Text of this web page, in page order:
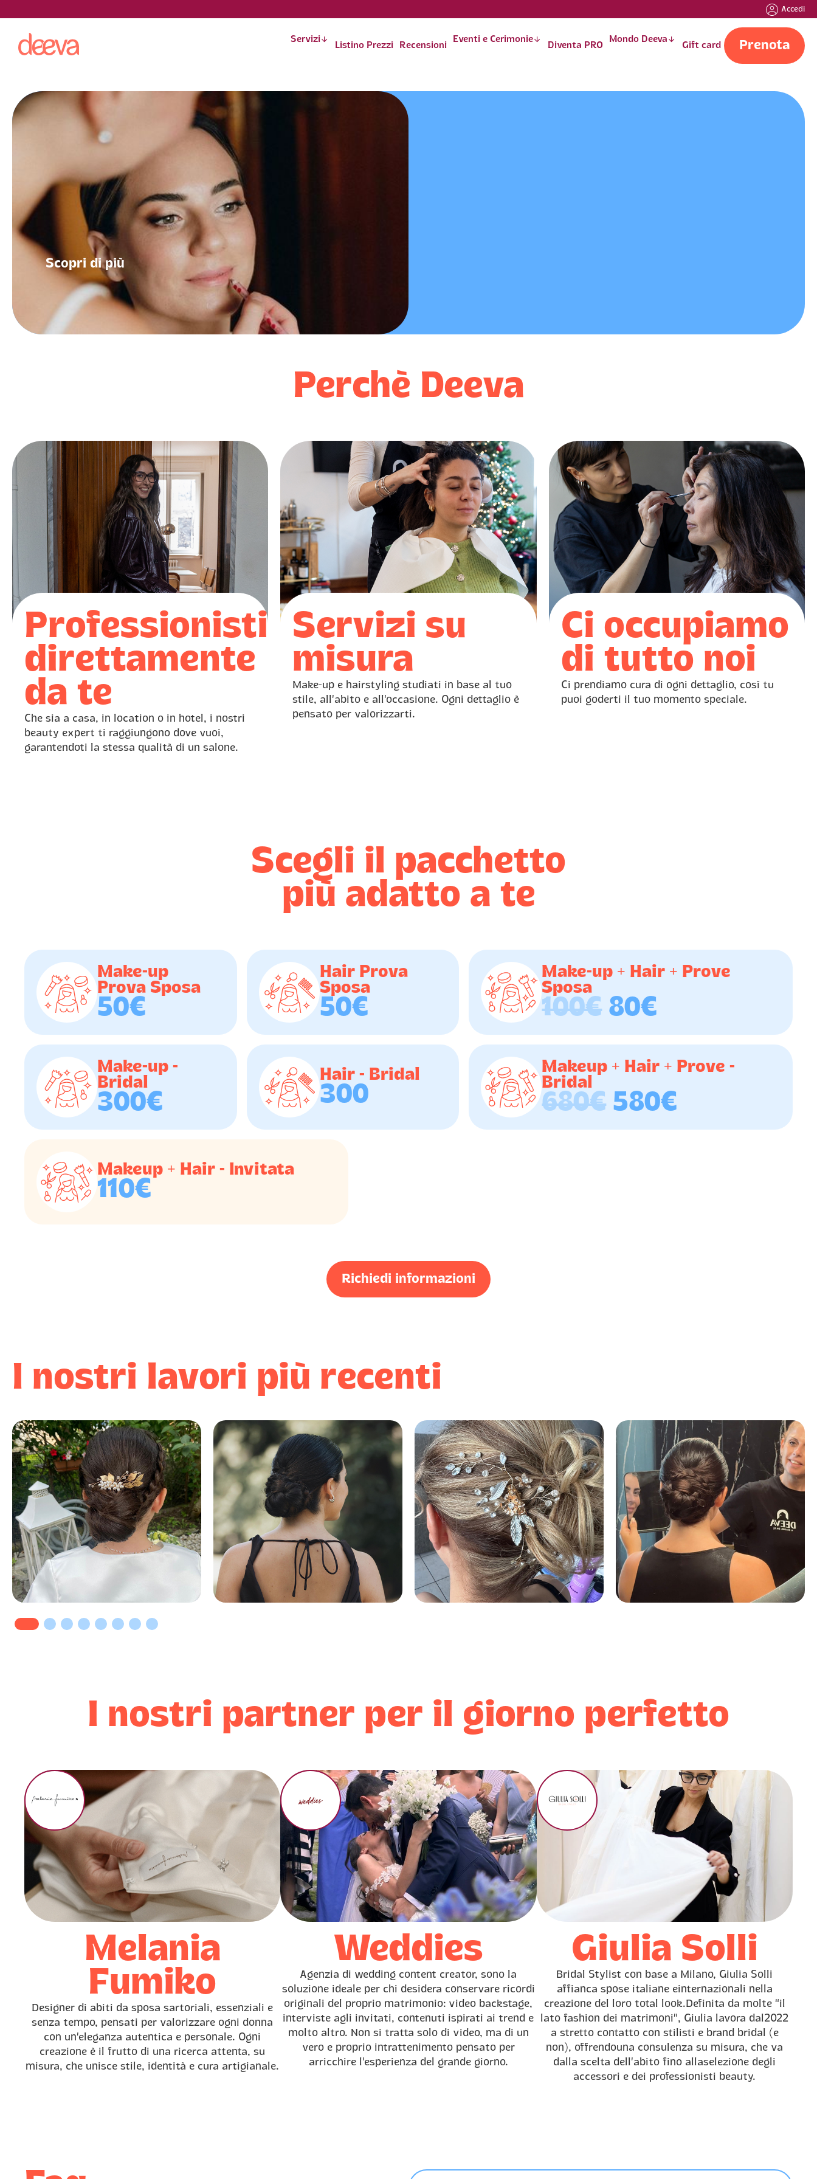
Accedi
Servizi 󰁅
Listino Prezzi Recensioni
Eventi e Cerimonie󰁅
Diventa PRO
Mondo Deeva 󰁅
Gift card Prenota
Matrimoni &
cerimonie
Nel tuo giorno più bello, arriviamo da te per prenderci cura di ogni
dettaglio. Tu devi solo goderti ogni attimo.
Scopri di più
Perchè Deeva
Professionisti
direttamente
da te
Che sia a casa, in location o in hotel, i nostri
beauty expert ti raggiungono dove vuoi,
garantendoti la stessa qualità di un salone.
Servizi su
misura
Make-up e hairstyling studiati in base al tuo
stile, all’abito e all’occasione. Ogni dettaglio è
pensato per valorizzarti.
Ci occupiamo
di tutto noi
Ci prendiamo cura di ogni dettaglio, così tu
puoi goderti il tuo momento speciale.
Scegli il pacchetto
più adatto a te
Make-up
Prova Sposa
50€
Hair Prova
Sposa
50€
Make-up + Hair + Prove
Sposa
100€ 80€
Make-up -
Bridal
300€
Hair - Bridal
300
Makeup + Hair + Prove -
Bridal
680€ 580€
Makeup + Hair - Invitata
110€
Richiedi informazioni
I nostri lavori più recenti
I nostri partner per il giorno perfetto
Melania
Fumiko
Designer di abiti da sposa sartoriali, essenziali e
senza tempo, pensati per valorizzare ogni donna
con un’eleganza autentica e personale. Ogni
creazione è il frutto di una ricerca attenta, su
misura, che unisce stile, identità e cura artigianale.
Weddies
Agenzia di wedding content creator, sono la
soluzione ideale per chi desidera conservare ricordi
originali del proprio matrimonio: video backstage,
interviste agli invitati, contenuti ispirati ai trend e
molto altro. Non si tratta solo di video, ma di un
vero e proprio intrattenimento pensato per
arricchire l’esperienza del grande giorno.
Giulia Solli
Bridal Stylist con base a Milano, Giulia Solli
affianca spose italiane einternazionali nella
creazione del loro total look.Definita da molte “il
lato fashion dei matrimoni”, Giulia lavora dal2022
a stretto contatto con stilisti e brand bridal (e
non), offrendouna consulenza su misura, che va
dalla scelta dell’abito fino allaselezione degli
accessori e dei professionisti beauty.